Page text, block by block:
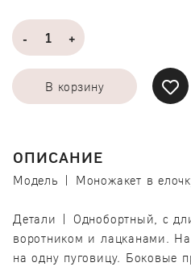
- +
В корзину
ОПИСАНИЕ
Модель | Моножакет в
Детали | Однобортный, с
воротником и лацканами.
на одну пуговицу. Боковые